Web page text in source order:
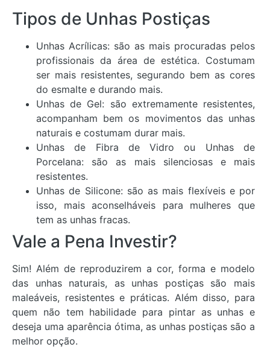
Tipos de Unhas Postiças
Unhas Acrílicas: são as mais procuradas pelos
profissionais da área de estética. Costumam
ser mais resistentes, segurando bem as cores
do esmalte e durando mais.
Unhas de Gel: são extremamente resistentes,
acompanham bem os movimentos das unhas
naturais e costumam durar mais.
Unhas de Fibra de Vidro ou Unhas de
Porcelana: são as mais silenciosas e mais
resistentes.
Unhas de Silicone: são as mais flexíveis e por
isso, mais aconselháveis para mulheres que
tem as unhas fracas.
Vale a Pena Investir?
Sim! Além de reproduzirem a cor, forma e modelo
das unhas naturais, as unhas postiças são mais
maleáveis, resistentes e práticas. Além disso, para
quem não tem habilidade para pintar as unhas e
deseja uma aparência ótima, as unhas postiças são a
melhor opção.